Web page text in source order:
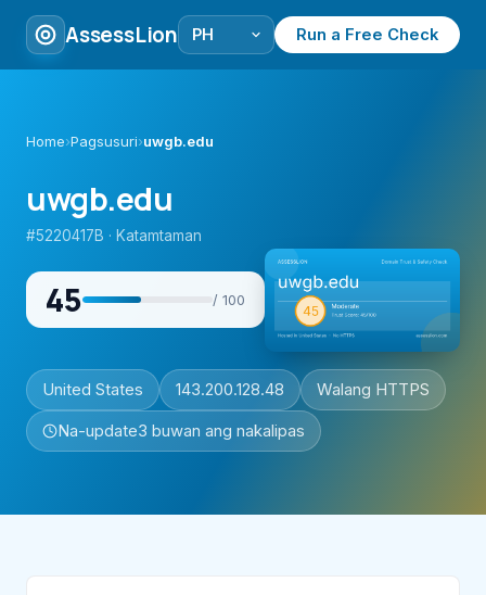
AssessLion Run a Free Check
Home›Pagsusuri›uwgb.edu
uwgb.edu
#5220417B · Katamtaman
45 / 100
United States 143.200.128.48 Walang HTTPS
Na-update3 buwan ang nakalipas